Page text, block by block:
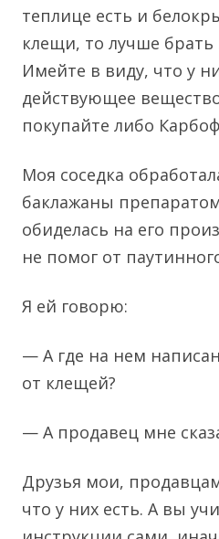
теплице есть и
клещи, то лучше брать
Имейте в виду, что у
действующее
покупайте либо
Моя соседка
баклажаны
обиделась на его
не помог от
Я ей говорю:
— А где на нем
от клещей?
— А продавец мне
Друзья мои,
что у них есть. А вы